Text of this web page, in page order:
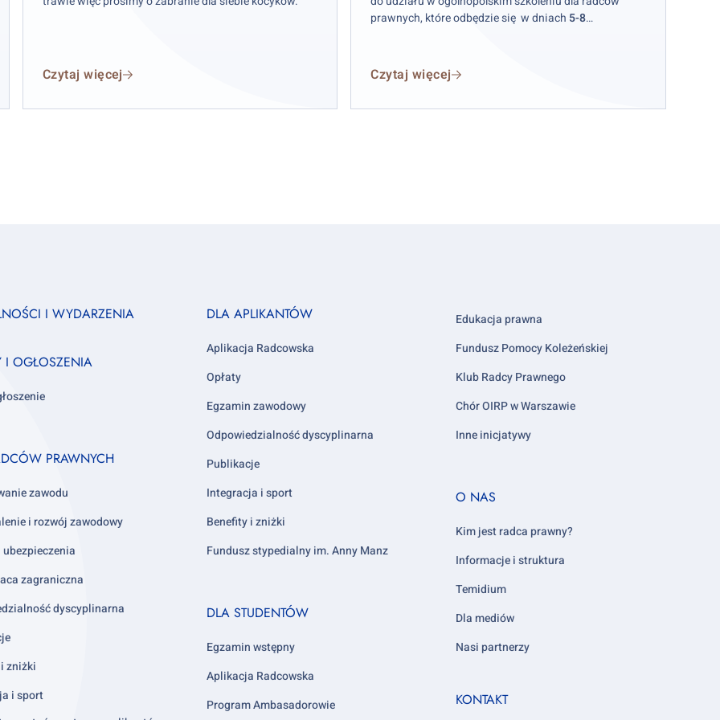
Czytaj więcej
prawnych, które odbędzie się w dniach 5-8
Czytaj więcej
I WYDARZENIA
I OGŁOSZENIA
PRAWNYCH
zawodu
i rozwój zawodowy
ubezpieczenia
zagraniczna
dyscyplinarna
zniżki
i sport
Footer
3
DLA APLIKANTÓW
Aplikacja Radcowska
Opłaty
Egzamin zawodowy
Odpowiedzialność dyscyplinarna
Publikacje
Integracja i sport
Benefity i zniżki
Fundusz stypedialny im. Anny Manz
Footer
4
DLA STUDENTÓW
Egzamin wstępny
Aplikacja Radcowska
Program Ambasadorowie
Edukacja prawna
Fundusz Pomocy Koleżeńskiej
Klub Radcy Prawnego
Chór OIRP w Warszawie
Inne inicjatywy
Footer
5
O NAS
Kim jest radca prawny?
Informacje i struktura
Temidium
Dla mediów
Nasi partnerzy
KONTAKT